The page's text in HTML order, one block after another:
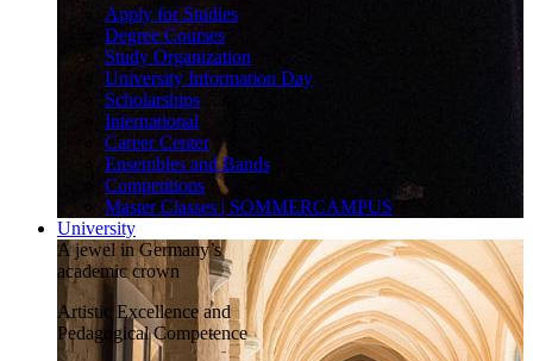
Apply for Studies
Degree Courses
Study Organization
University Information Day
Scholarships
International
Career Center
Ensembles and Bands
Competitions
Master Classes | SOMMERCAMPUS
University
A jewel in Germany’s
academic crown
Artistic Excellence and
Pedagogical Competence